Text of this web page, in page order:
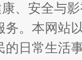
、安全与
务。本网站
的日常生活